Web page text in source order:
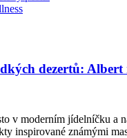
dezertů:
v moderním jídelníčku
inspirované známými